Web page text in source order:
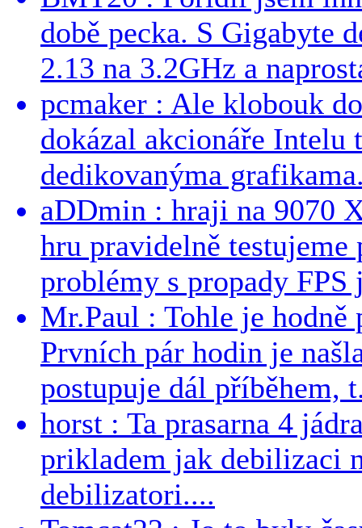
době pecka. S Gigabyte
2.13 na 3.2GHz a
pcmaker : Ale klobouk
dokázal akcionáře Intelu
dedikovanýma
aDDmin : hraji na 9070
hru pravidelně testujeme
problémy s propady FPS
Mr.Paul : Tohle je hodně
Prvních pár hodin je
postupuje dál příběhem,
horst : Ta prasarna 4
prikladem jak debilizaci
debilizatori....